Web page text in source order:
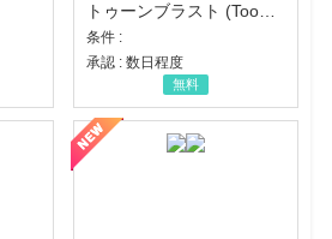
トゥーンブラスト (Toon Blast)
条件 :
承認 : 数日程度
無料